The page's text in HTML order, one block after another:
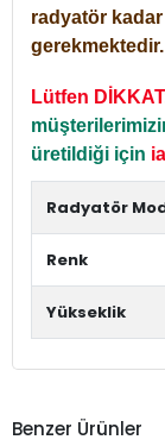
radyatör kadar
gerekmektedir.
Lütfen
üretildiği için
Radyatör
Renk
Yükseklik
Benzer Ürünler